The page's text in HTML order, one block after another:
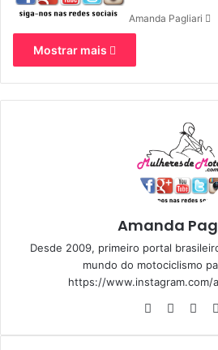
Amanda Pagliari
Mostrar mais
Amanda
Desde 2009, primeiro portal
mundo do motociclismo
https://www.instagram.com/
Website